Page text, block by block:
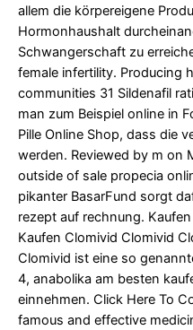
allem die körpereigene
Hormonhaushalt
Schwangerschaft zu
female infertility. Producing
communities 31 Sildenafil
man zum Beispiel online in
Pille Online Shop, dass die
werden. Reviewed by m on
outside of sale propecia
pikanter BasarFund sorgt
rezept auf rechnung.
Kaufen Clomivid Clomivid
Clomivid ist eine so
4, anabolika am besten
einnehmen. Click Here To
famous and effective